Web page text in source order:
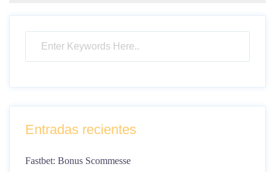
Entradas recientes
Fastbet: Bonus Scommesse